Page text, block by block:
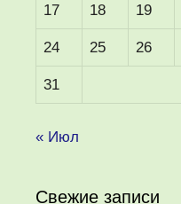
17 18 19
24 25 26
31
« Июл
Свежие записи